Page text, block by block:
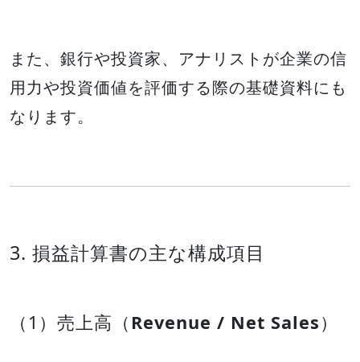
また、銀行や投資家、アナリストが企業の信
用力や投資価値を評価する際の基礎資料にも
なります。
3. 損益計算書の主な構成項目
（1）売上高（ Revenue / Net Sales）